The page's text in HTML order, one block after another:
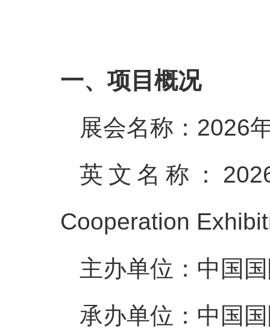
一、项目概况
展会名称：2026
英文名称：
Cooperation
主办单位：中国
承办单位：中国